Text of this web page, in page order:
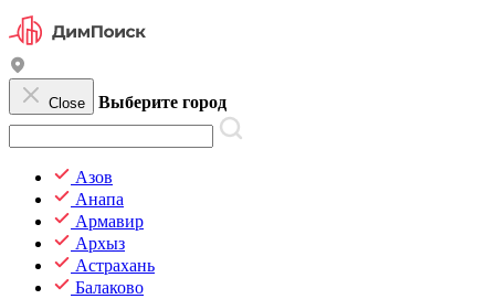
Close Выберите город
Азов
Анапа
Армавир
Архыз
Астрахань
Балаково